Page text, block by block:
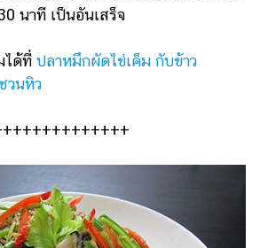
นาที เป็นอันเสร็จ
ได้ที่ ปลาหมึกผัดไข่เค็ม กับข้าว
วนหิว